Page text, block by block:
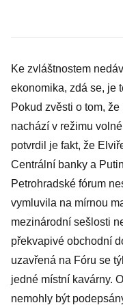
Ke zvláštnostem
ekonomika, zdá se, je
Pokud zvěsti o tom,
nachází v režimu
potvrdil je fakt, že
Centrální banky a
Petrohradské fórum
vymluvila na mírnou
mezinárodní sešlosti
překvapivé obchodní
uzavřená na Fóru se
jedné místní kavárny.
nemohly být